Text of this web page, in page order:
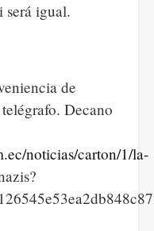
será igual.
de
Decano
noticias/carton/1/la-